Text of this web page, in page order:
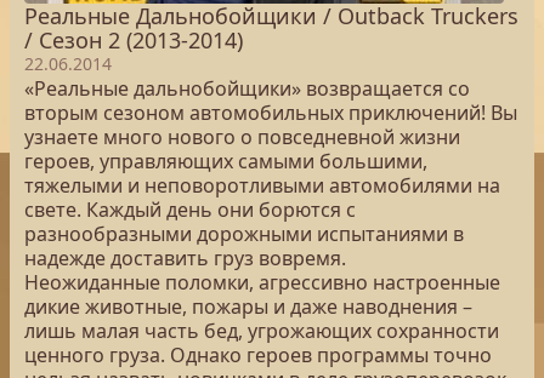
Реальные Дальнобойщики / Outback Truckers
/ Сезон 2 (2013-2014)
22.06.2014
«Реальные дальнобойщики» возвращается со
вторым сезоном автомобильных приключений! Вы
узнаете много нового о повседневной жизни
героев, управляющих самыми большими,
тяжелыми и неповоротливыми автомобилями на
свете. Каждый день они борются с
разнообразными дорожными испытаниями в
надежде доставить груз вовремя.
Неожиданные поломки, агрессивно настроенные
дикие животные, пожары и даже наводнения –
лишь малая часть бед, угрожающих сохранности
ценного груза. Однако героев программы точно